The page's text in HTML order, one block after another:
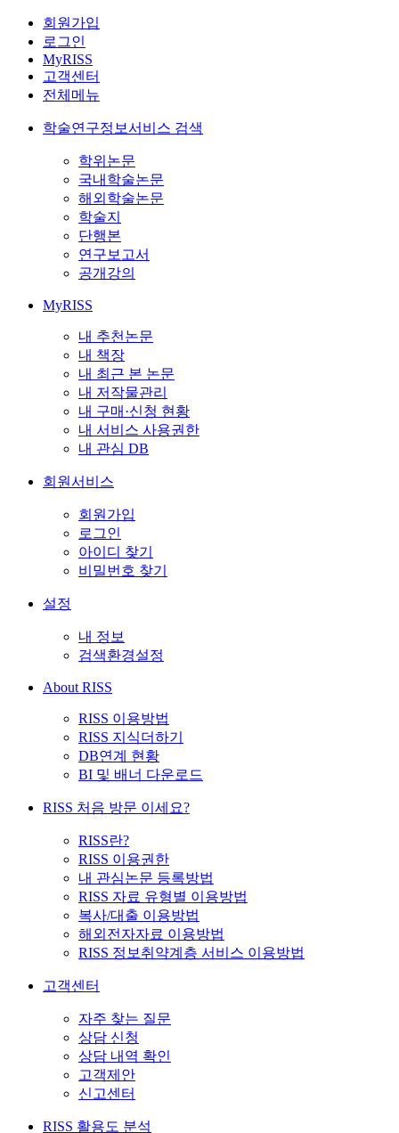
회원가입
로그인
MyRISS
고객센터
전체메뉴
학술연구정보서비스 검색
학위논문
국내학술논문
해외학술논문
학술지
단행본
연구보고서
공개강의
MyRISS
내 추천논문
내 책장
내 최근 본 논문
내 저작물관리
내 구매·신청 현황
내 서비스 사용권한
내 관심 DB
회원서비스
회원가입
로그인
아이디 찾기
비밀번호 찾기
설정
내 정보
검색환경설정
About RISS
RISS 이용방법
RISS 지식더하기
DB연계 현황
BI 및 배너 다운로드
RISS 처음 방문 이세요?
RISS란?
RISS 이용권한
내 관심논문 등록방법
RISS 자료 유형별 이용방법
복사/대출 이용방법
해외전자자료 이용방법
RISS 정보취약계층 서비스 이용방법
고객센터
자주 찾는 질문
상담 신청
상담 내역 확인
고객제안
신고센터
RISS 활용도 분석